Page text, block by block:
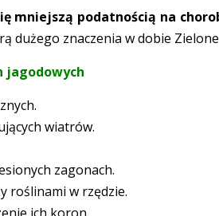
mniejszą podatnością na
dużego znaczenia w dobie
jagodowych
wiatrów.
zagonach.
roślinami w rzędzie.